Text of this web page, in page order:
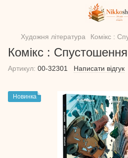
Художня література Комікс :
Комікс :
Артикул: 00-32301 Написати відгук
Новинка